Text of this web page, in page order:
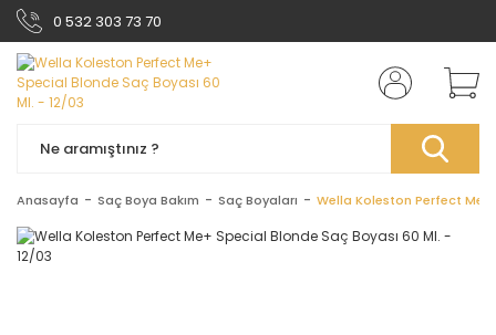
0 532 303 73 70
Anasayfa Saç Boya Bakım Saç Boyaları Wella Koleston Perfect Me+